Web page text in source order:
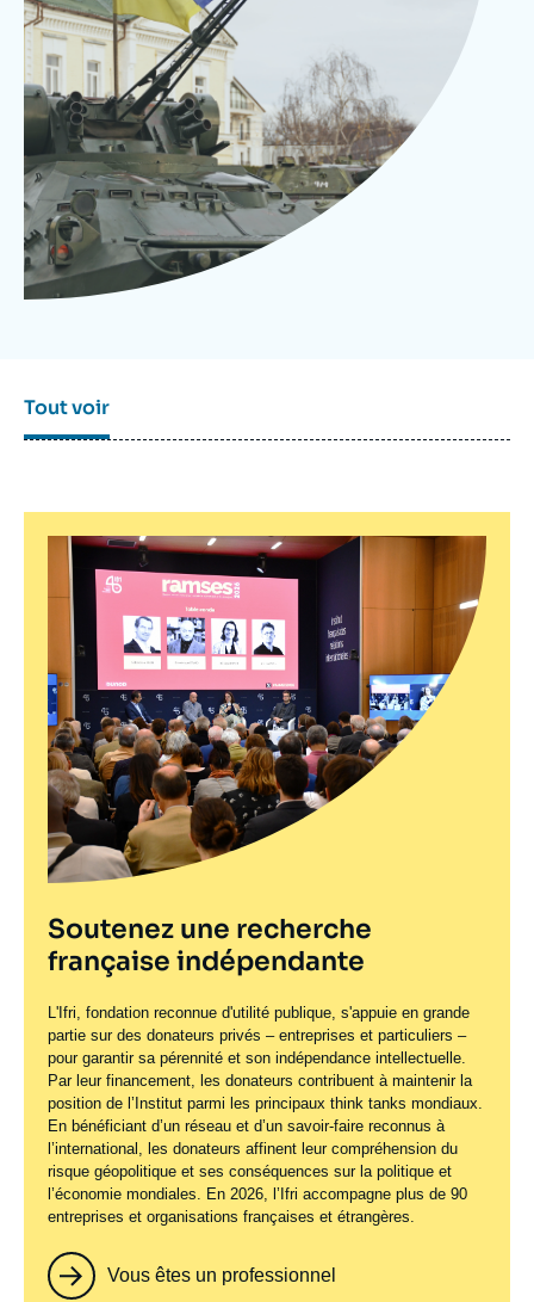
Nous soutenir
Tout voir
Soutenez une recherche
française indépendante
L'Ifri, fondation reconnue d'utilité publique, s'appuie en grande
partie sur des donateurs privés – entreprises et particuliers –
pour garantir sa pérennité et son indépendance intellectuelle.
Par leur financement, les donateurs contribuent à maintenir la
position de l’Institut parmi les principaux think tanks mondiaux.
En bénéficiant d’un réseau et d’un savoir-faire reconnus à
l’international, les donateurs affinent leur compréhension du
risque géopolitique et ses conséquences sur la politique et
l’économie mondiales. En 2026, l’Ifri accompagne plus de 90
entreprises et organisations françaises et étrangères.
Vous êtes un professionnel